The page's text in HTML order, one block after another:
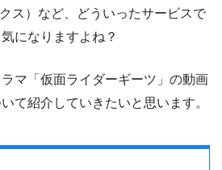
ス）など、どういったサービスで
になりますよね？
マ「仮面ライダーギーツ」の動画
て紹介していきたいと思います。